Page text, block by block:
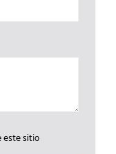
sitio